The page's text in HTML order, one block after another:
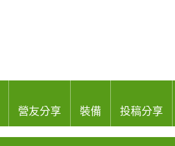
營友分享 裝備 投稿分享